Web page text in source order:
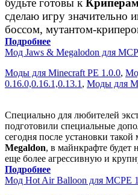
будьте готовы к
сделаю игру значительно
боссом, мутантом-
Подробнее
Мод Jaws & Megalodon для
Моды для Minecraft PE 1.0.0,
0.16.0,0.16.1,0.13.1 , Моды для
Специально для любителей
подготовили специальные
сегодня после установки
Megaldon, в майнкрафте будет
еще более агрессивную и
Подробнее
Мод Hot Air Balloon для MCPE